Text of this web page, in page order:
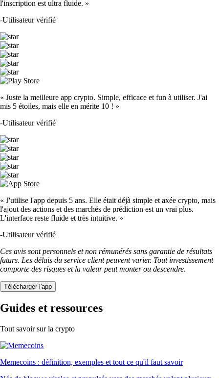
l'inscription est ultra fluide. »
-Utilisateur vérifié
« Juste la meilleure app crypto. Simple, efficace et fun à utiliser. J'ai
mis 5 étoiles, mais elle en mérite 10 ! »
-Utilisateur vérifié
« J'utilise l'app depuis 5 ans. Elle était déjà simple et axée crypto, mais
l'ajout des actions et des marchés de prédiction est un vrai plus.
L'interface reste fluide et très intuitive. »
-Utilisateur vérifié
Ces avis sont personnels et non rémunérés sans garantie de résultats
futurs. Les délais du service client peuvent varier. Tout investissement
comporte des risques et la valeur peut monter ou descendre.
Télécharger l'app
Guides et ressources
Tout savoir sur la crypto
Memecoins : définition, exemples et tout ce qu'il faut savoir